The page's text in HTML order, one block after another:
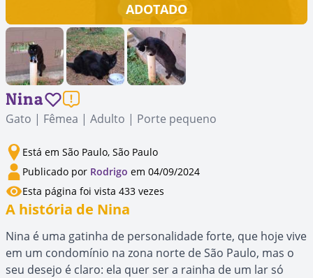
ADOTADO
Nina
Gato | Fêmea | Adulto | Porte pequeno
Está em São Paulo, São Paulo
Publicado por Rodrigo em 04/09/2024
Esta página foi vista 433 vezes
A história de Nina
Nina é uma gatinha de personalidade forte, que hoje vive
em um condomínio na zona norte de São Paulo, mas o
seu desejo é claro: ela quer ser a rainha de um lar só